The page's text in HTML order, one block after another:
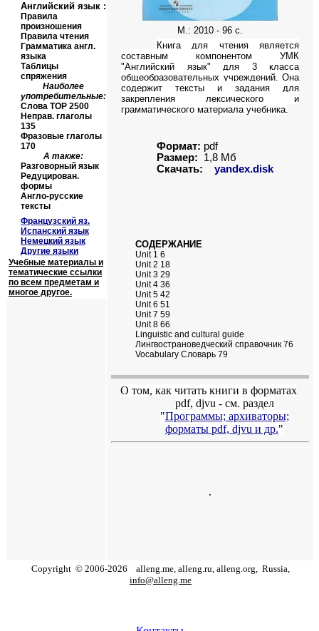
М.: 2010 - 96 с.
Книга для чтения является
составным компонентом УМК
"Английский язык" для 3 класса
общеобразовательных учреждений. Она
содержит тексты и задания для
закрепления лексического и
грамматического материала учебника.
Формат: pdf
Размер:
1,8 Мб
Скачать:
yandex.disk
СОДЕРЖАНИЕ
Unit 1 6
Unit 2 18
Unit 3 29
Unit 4 36
Unit 5 42
Unit 6 51
Unit 7 59
Unit 8 66
Linguistic and cultural guide
Лингвострановедческий справочник 76
Vocabulary Словарь 79
О том, как читать книги в форматах
pdf, djvu - см. раздел
"Программы; архиваторы;
форматы pdf, djvu и др."
.
Английский язык :
Правила
произношения
Правила чтения
Грамматика англ.
языка
Таблицы
спряжения
Наиболее
употребительные:
Слова TOP 2500
Неправ. глаголы
135
Фразовые глаголы
170
А также:
Разговорный язык
Редуцирован.
формы
Англо-русские
тексты
Французский яз.
Испанский язык
Немецкий язык
Другие языки
Учебные материалы и
тематические ссылки
по всем предметам и
многое другое.
Copyright © 2006-2026 alleng.me, alleng.ru, alleng.org, Russia,
info@alleng.me